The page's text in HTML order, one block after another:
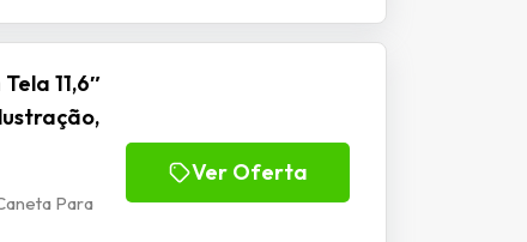
11,6″
Para
Ver Oferta